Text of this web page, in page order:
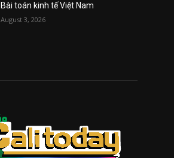
Bài toán kinh tế Việt Nam
August 3, 2026